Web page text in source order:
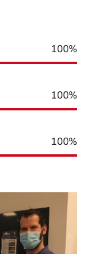
100%
100%
100%